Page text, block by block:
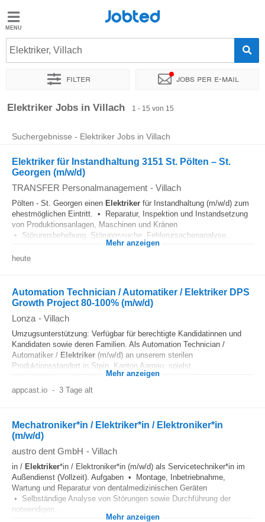
Jobted
Jobs
Jobted
Elektriker, Villach
Filter Jobs per e-mail
Sortieren nach Genauer Standort Unternehmen
Elektriker Jobs in Villach 1 - 15 von 15
Suchergebnisse - Elektriker Jobs in Villach
Elektriker für Instandhaltung 3151 St. Pölten – St.
Georgen (m/w/d)
TRANSFER Personalmanagement - Villach
Pölten - St. Georgen einen Elektriker für Instandhaltung (m/w/d) zum
ehestmöglichen Eintritt. • Reparatur, Inspektion und Instandsetzung
von Produktionsanlagen, Maschinen und Kränen
• Störungsbehebung, Störungssuche, Fehlerursachenanalyse...
Mehr anzeigen
heute
Automation Technician / Automatiker / Elektriker DPS
Growth Project 80-100% (m/w/d)
Lonza - Villach
Umzugsunterstützung: Verfügbar für berechtigte Kandidatinnen und
Kandidaten sowie deren Familien. Als Automation Technician /
Automatiker / Elektriker (m/w/d) an unserem sterilen
Produktionsstandort in Stein, Kanton Aargau, spielst...
Mehr anzeigen
appcast.io - 3 Tage alt
Mechatroniker*in / Elektriker*in / Elektroniker*in
(m/w/d)
austro dent GmbH - Villach
in / Elektriker*in / Elektroniker*in (m/w/d) als Servicetechniker*in im
Außendienst (Vollzeit). Aufgaben • Montage, Inbetriebnahme,
Wartung und Reparatur von dentalmedizinischen Geräten
• Selbständige Analyse von Störungen sowie Durchführung der
notwendigen...
Mehr anzeigen